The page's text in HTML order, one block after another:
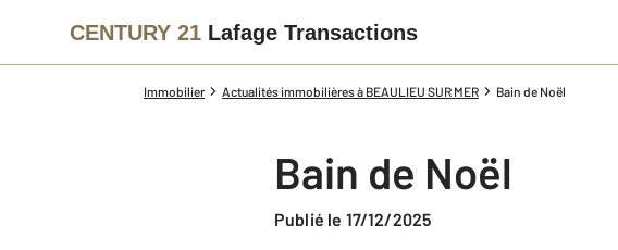
CENTURY 21 Lafage Transactions
Immobilier Actualités immobilières à BEAULIEU SUR MER Bain de Noël
Bain de Noël
Publié le 17/12/2025